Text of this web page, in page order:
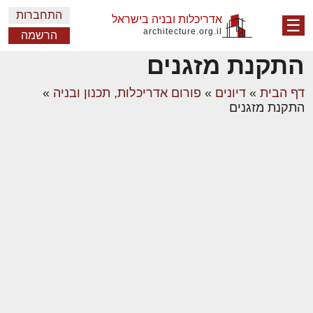
☰ אדריכלות ובניה בישראל
architecture.org.il
התחברות
הרשמה
התקנת מזגנים
דף הבית » דיונים » פורום אדריכלות, תכנון ובניה »
התקנת מזגנים